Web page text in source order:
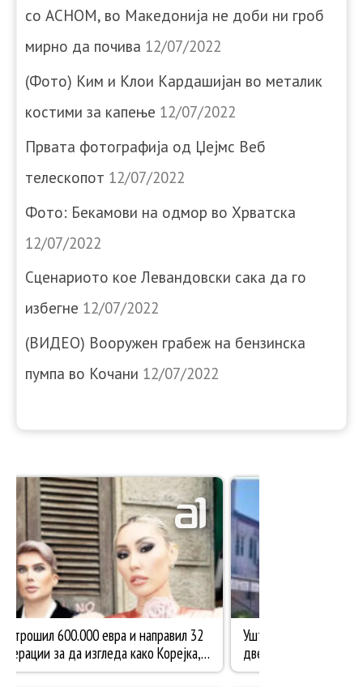
со АСНОМ, во Македонија не доби ни гроб
мирно да почива 12/07/2022
(Фото) Ким и Клои Кардашијан во металик
костими за капење 12/07/2022
Првата фотографија од Џејмс Веб
телескопот 12/07/2022
Фото: Бекамови на одмор во Хрватска
12/07/2022
Сценариото кое Левандовски сака да го
избегне 12/07/2022
(ВИДЕО) Вооружен грабеж на бензинска
пумпа во Кочани 12/07/2022